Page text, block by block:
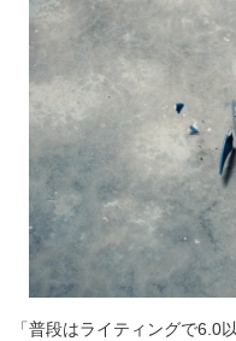
「普段はライティングで6.0